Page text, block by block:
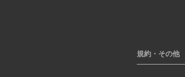
規約・その他